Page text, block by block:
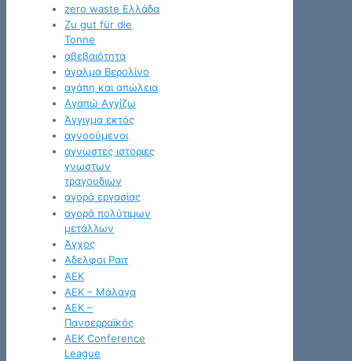
zero waste Ελλάδα
Zu gut für die
Tonne
αβεβαιότητα
άγαλμα Βερολίνο
αγάπη και απώλεια
Αγαπώ Αγγίζω
Άγγιγμα εκτός
αγνοούμενοι
αγνωστες ιστοριες
γνωστων
τραγουδιων
αγορά εργασίας
αγορά πολύτιμων
μετάλλων
Άγχος
Αδελφοι Ραιτ
ΑΕΚ
ΑΕΚ – Μάλαγα
ΑΕΚ –
Πανσερραϊκός
ΑΕΚ Conference
League